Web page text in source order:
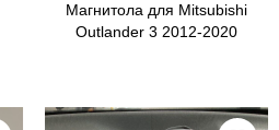
Магнитола для Mitsubishi
Outlander 3 2012-2020